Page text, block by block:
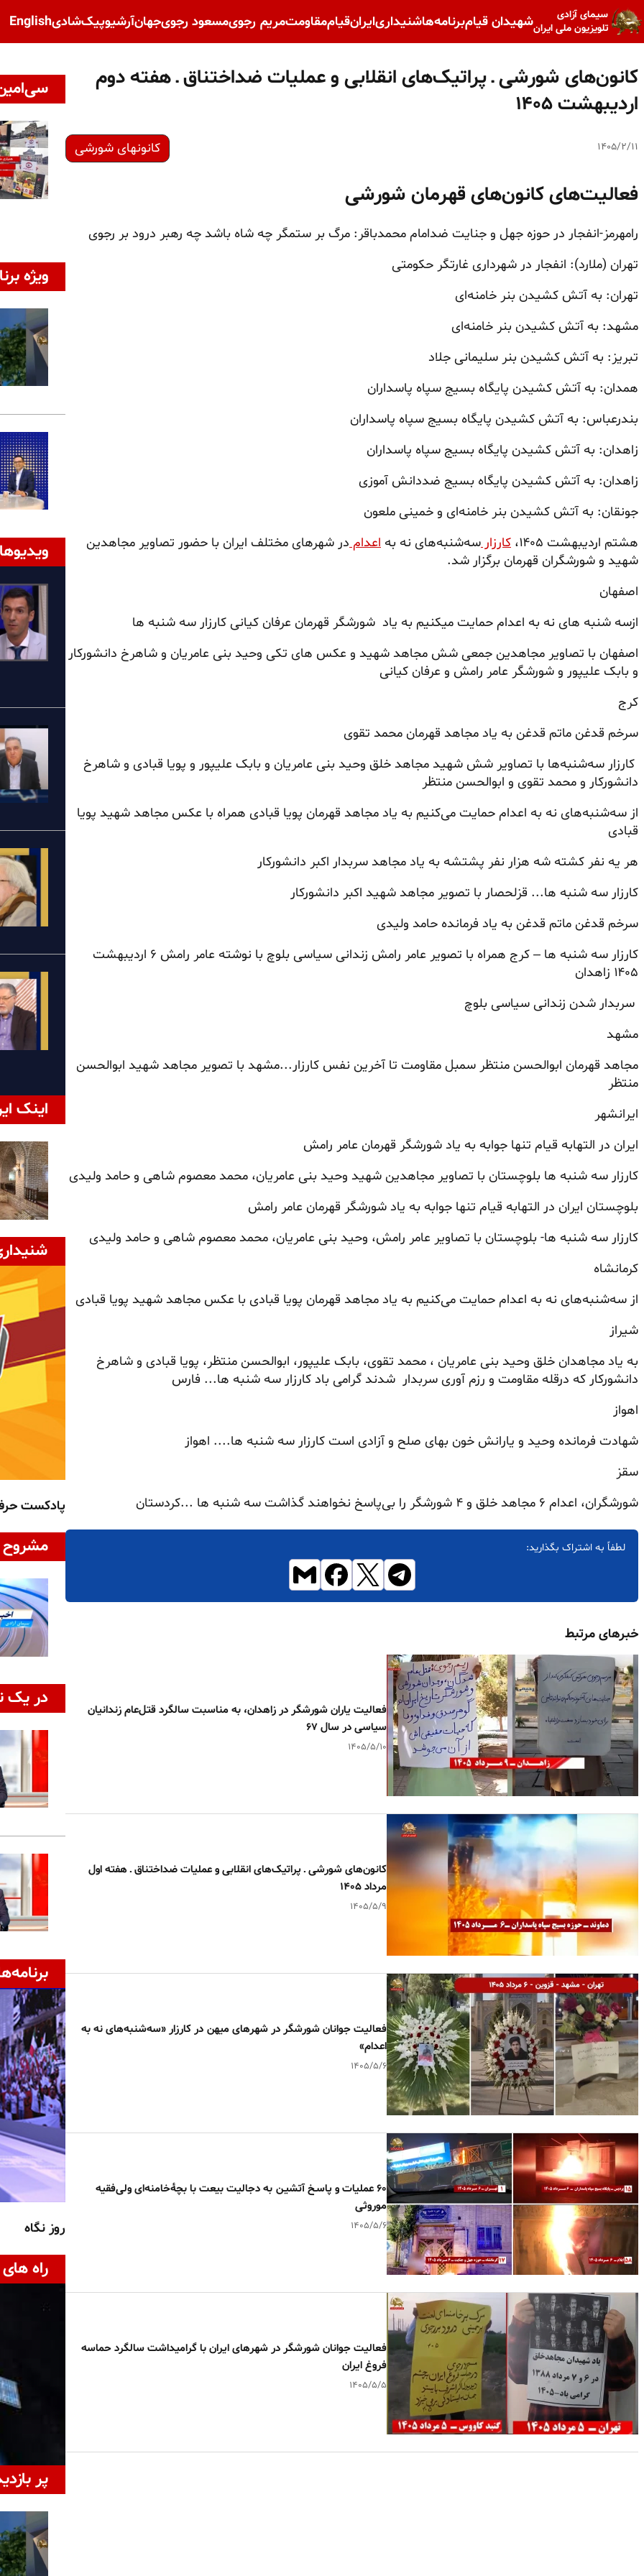
سیمای آزادی
تلویزیون ملی ایرانشهیدان قیامبرنامه‌هاشنیداریایرانقیاممقاومتمریم رجویمسعود رجویجهانآرشیوپیک‌شادیEnglish
کانون‌های شورشی ـ پراتیک‌های انقلابی و عملیات ضداختناق ـ هفته دوم
اردیبهشت ۱۴۰۵
۱۴۰۵/۲/۱۱ کانونهای شورشی
فعالیت‌های کانون‌های قهرمان شورشی
رامهرمز-انفجار در حوزه جهل و جنایت ضدامام محمدباقر: مرگ بر ستمگر چه شاه باشد چه رهبر درود بر رجوی
تهران (ملارد): انفجار در شهرداری غارتگر حکومتی
تهران: به آتش کشیدن بنر خامنه‌ای
مشهد: به آتش کشیدن بنر خامنه‌ای
تبریز: به آتش کشیدن بنر سلیمانی جلاد
همدان: به آتش کشیدن پایگاه بسیج سپاه پاسداران
بندرعباس: به آتش کشیدن پایگاه بسیج سپاه پاسداران
زاهدان: به آتش کشیدن پایگاه بسیج سپاه پاسداران
زاهدان: به آتش کشیدن پایگاه بسیج ضددانش آموزی
جونقان: به آتش کشیدن بنر خامنه‌ای و خمینی ملعون
هشتم اردیبهشت ۱۴۰۵،
کارزارسه‌شنبه‌های نه به اعدامدر شهرهای مختلف ایران با حضور تصاویر مجاهدین
شهید و شورشگران قهرمان برگزار شد.
اصفهان
ازسه شنبه های نه به اعدام حمایت میکنیم به یاد شورشگر قهرمان عرفان کیانی کارزار سه شنبه ها
اصفهان با تصاویر مجاهدین جمعی شش مجاهد شهید و عکس های تکی وحید بنی عامریان و شاهرخ دانشورکار
و بابک علیپور و شورشگر عامر رامش و عرفان کیانی
کرج
سرخم قدغن ماتم قدغن به یاد مجاهد قهرمان محمد تقوی
کارزار سه‌شنبه‌ها با تصاویر شش شهید مجاهد خلق وحید بنی عامریان و بابک علیپور و پویا قبادی و شاهرخ
دانشورکار و محمد تقوی و ابوالحسن منتظر
از سه‌شنبه‌های نه به اعدام حمایت می‌کنیم به یاد مجاهد قهرمان پویا قبادی همراه با عکس مجاهد شهید پویا
قبادی
هر یه نفر کشته شه هزار نفر پشتشه به یاد مجاهد سربدار اکبر دانشورکار
کارزار سه شنبه ها... قزلحصار با تصویر مجاهد شهید اکبر دانشورکار
سرخم قدغن ماتم قدغن به یاد فرمانده حامد ولیدی
کارزار سه شنبه ها – کرج همراه با تصویر عامر رامش زندانی سیاسی بلوچ با نوشته عامر رامش ۶ اردیبهشت
۱۴۰۵ زاهدان
سربدار شدن زندانی سیاسی بلوچ
مشهد
مجاهد قهرمان ابوالحسن منتظر سمبل مقاومت تا آخرین نفس کارزار...مشهد با تصویر مجاهد شهید ابوالحسن
منتظر
ایرانشهر
ایران در التهابه قیام تنها جوابه به یاد شورشگر قهرمان عامر رامش
کارزار سه شنبه ها بلوچستان با تصاویر مجاهدین شهید وحید بنی عامریان، محمد معصوم شاهی و حامد ولیدی
بلوچستان ایران در التهابه قیام تنها جوابه به یاد شورشگر قهرمان عامر رامش
کارزار سه شنبه ها- بلوچستان با تصاویر عامر رامش، وحید بنی عامریان، محمد معصوم شاهی و حامد ولیدی
کرمانشاه
از سه‌شنبه‌های نه به اعدام حمایت می‌کنیم به یاد مجاهد قهرمان پویا قبادی با عکس مجاهد شهید پویا قبادی
شیراز
به یاد مجاهدان خلق وحید بنی عامریان ، محمد تقوی، بابک علیپور، ابوالحسن منتظر، پویا قبادی و شاهرخ
دانشورکار که درقله مقاومت و رزم‌ آوری سربدار شدند گرامی باد کارزار سه شنبه ها... فارس
اهواز
شهادت فرمانده وحید و یارانش خون بهای صلح و آزادی است کارزار سه شنبه ها.... اهواز
سقز
شورشگران، اعدام ۶ مجاهد خلق و ۴ شورشگر را بی‌پاسخ نخواهند گذاشت سه شنبه ها ...کردستان
لطفاً به اشتراک بگذارید:
خبرهای مرتبط
فعالیت یاران شورشگر در زاهدان، به مناسبت سالگرد قتل‌عام زندانیان
سیاسی در سال ۶۷
۱۴۰۵/۵/۱۰
کانون‌های شورشی ـ پراتیک‌های انقلابی و عملیات ضداختناق ـ هفته اول
مرداد ۱۴۰۵
۱۴۰۵/۵/۹
فعالیت جوانان شورشگر در شهرهای میهن در کارزار «سه‌شنبه‌های نه به
اعدام»
۱۴۰۵/۵/۶
۶۰ عملیات و پاسـخ آتشیـن به دجالیت بیعت با بچهٔ‌خامنه‌ای ولی‌فقیه
موروثی
۱۴۰۵/۵/۶
فعالیت جوانان شورشگر در شهرهای ایران با گرامیداشت سالگرد حماسه
فروغ ایران
۱۴۰۵/۵/۵
ویژه
اینک
پادکست
مشروح
در یک
روز نگاه
راه
پر